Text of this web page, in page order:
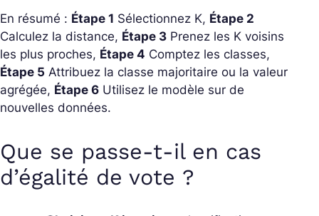
En résumé : Étape 1 Sélectionnez K, Étape 2
Calculez la distance, Étape 3 Prenez les K voisins
les plus proches, Étape 4 Comptez les classes,
Étape 5 Attribuez la classe majoritaire ou la valeur
agrégée, Étape 6 Utilisez le modèle sur de
nouvelles données.
Que se passe-t-il en cas
d’égalité de vote ?